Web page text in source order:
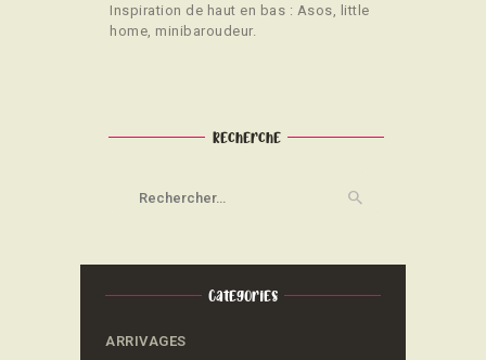
Inspiration de haut en bas : Asos, little
home, minibaroudeur.
Recherche
Categories
ARRIVAGES